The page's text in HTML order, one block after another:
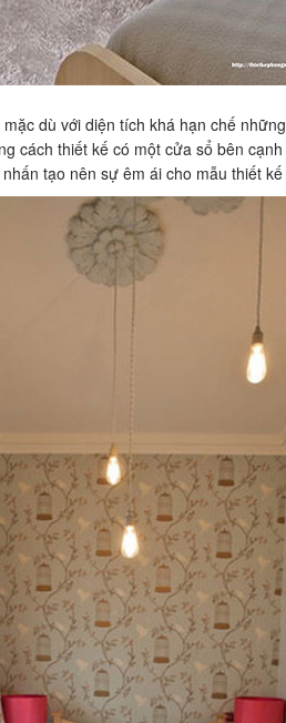
dù với diện tích khá hạn chế
cách thiết kế có một cửa sổ bên
tạo nên sự êm ái cho mẫu thiết